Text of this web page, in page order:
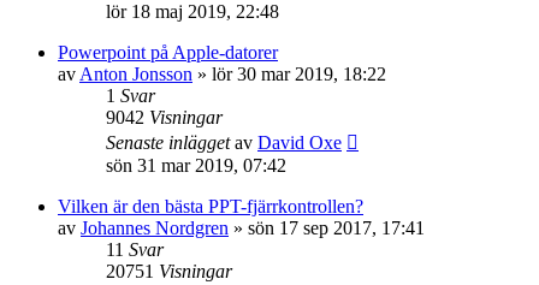
lör 18 maj 2019, 22:48
Powerpoint på Apple-datorer
av Anton Jonsson » lör 30 mar 2019, 18:22
1 Svar
9042 Visningar
Senaste inläggetav David Oxe
sön 31 mar 2019, 07:42
Vilken är den bästa PPT-fjärrkontrollen?
av Johannes Nordgren » sön 17 sep 2017, 17:41
11 Svar
20751 Visningar